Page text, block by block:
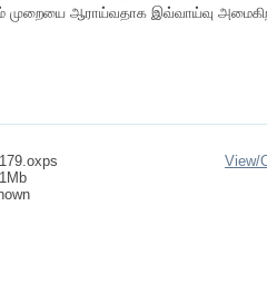
முறையை ஆராய்வதாக இவ்வாய்வு
View/